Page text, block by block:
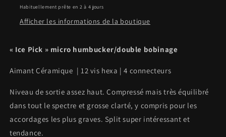
Habituellement prête en 2 à 4 jours
Afficher les informations de la boutique
« Ice Pick » micro humbucker/double bobinage
Aimant Céramique | 12 vis hexa | 4 connecteurs
Niveau de sortie assez haut. Compressé mais très équilibré
dans tout le spectre et grosse clarté, y compris pour les
accordages les plus graves. Split super intéressant et
tendance.